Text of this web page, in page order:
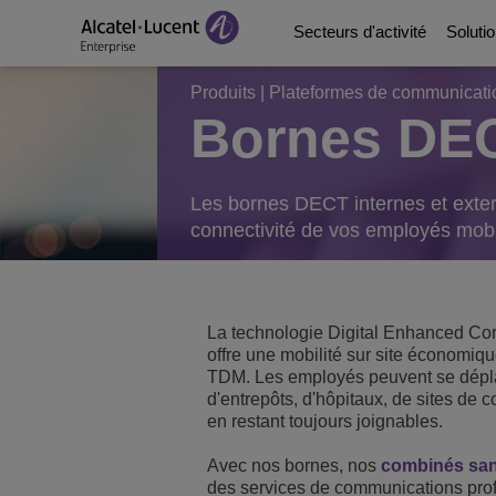
Secteurs d'activité
Solutions pour le
Solutions pour
Solutions pour
Solutions pour le
Bâtiments intelligents
Communications de
Digital Age
Plateformes de
Centres de contact et
Gestion et sécurité
Switches
Réseau sans fil
Partenaires
Partenaires d'affaires
Notre entreprise
Bibliothèque de
Références Clients
Événements et
Actualités chez ALE
Produits Plateformes de
Bornes
Les bornes DECT internes et
connectivité de vos employés
La technologie Digital Enhanced
offre une mobilité sur site
TDM. Les employés peuvent se
d'entrepôts, d'hôpitaux, de sites de
en restant toujours joignables.
Avec nos bornes, nos combinés
des services de communications